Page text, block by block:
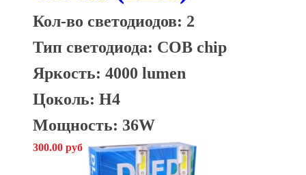
Кол-во светодиодов: 2
Тип светодиода: COB chip
Яркость: 4000 lumen
Цоколь: H4
Мощность: 36W
300.00 руб